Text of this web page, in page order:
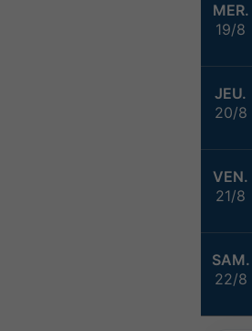
MER.
19/8
JEU.
20/8
VEN.
21/8
SAM.
22/8